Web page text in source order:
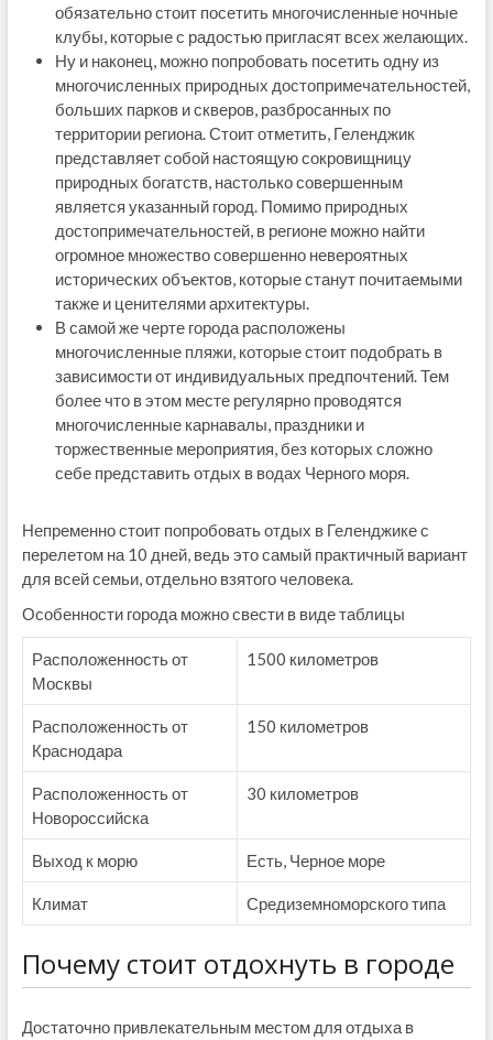
обязательно стоит посетить многочисленные ночные
клубы, которые с радостью пригласят всех желающих.
Ну и наконец, можно попробовать посетить одну из
многочисленных природных достопримечательностей,
больших парков и скверов, разбросанных по
территории региона. Стоит отметить, Геленджик
представляет собой настоящую сокровищницу
природных богатств, настолько совершенным
является указанный город. Помимо природных
достопримечательностей, в регионе можно найти
огромное множество совершенно невероятных
исторических объектов, которые станут почитаемыми
также и ценителями архитектуры.
В самой же черте города расположены
многочисленные пляжи, которые стоит подобрать в
зависимости от индивидуальных предпочтений. Тем
более что в этом месте регулярно проводятся
многочисленные карнавалы, праздники и
торжественные мероприятия, без которых сложно
себе представить отдых в водах Черного моря.
Непременно стоит попробовать отдых в Геленджике с
перелетом на 10 дней, ведь это самый практичный вариант
для всей семьи, отдельно взятого человека.
Особенности города можно свести в виде таблицы
Расположенность от
Москвы
1500 километров
Расположенность от
Краснодара
150 километров
Расположенность от
Новороссийска
30 километров
Выход к морю Есть, Черное море
Климат Средиземноморского типа
Почему стоит отдохнуть в городе
Достаточно привлекательным местом для отдыха в